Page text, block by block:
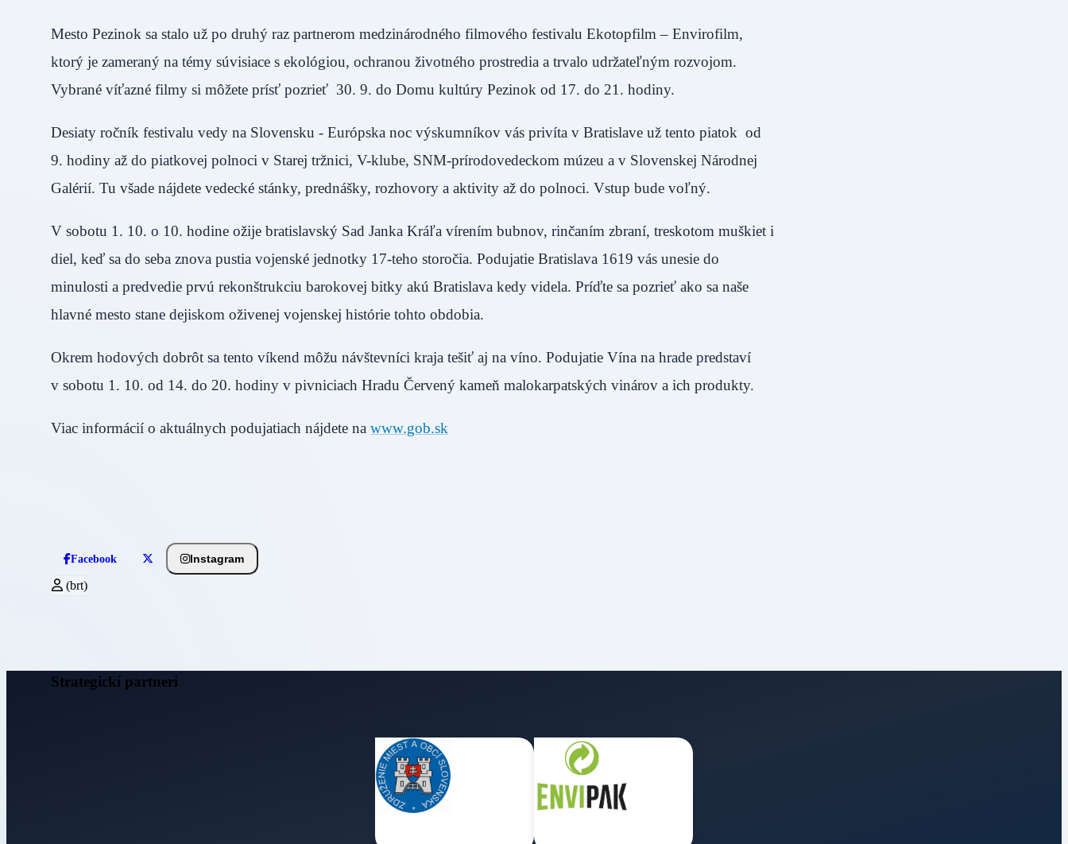
Mesto Pezinok sa stalo už po druhý raz partnerom medzinárodného filmového festivalu Ekotopfilm – Envirofilm,
ktorý je zameraný na témy súvisiace s ekológiou, ochranou životného prostredia a trvalo udržateľným rozvojom.
Vybrané víťazné filmy si môžete prísť pozrieť 30. 9. do Domu kultúry Pezinok od 17. do 21. hodiny.
Desiaty ročník festivalu vedy na Slovensku - Európska noc výskumníkov vás privíta v Bratislave už tento piatok od
9. hodiny až do piatkovej polnoci v Starej tržnici, V-klube, SNM-prírodovedeckom múzeu a v Slovenskej Národnej
Galérií. Tu všade nájdete vedecké stánky, prednášky, rozhovory a aktivity až do polnoci. Vstup bude voľný.
V sobotu 1. 10. o 10. hodine ožije bratislavský Sad Janka Kráľa vírením bubnov, rinčaním zbraní, treskotom muškiet i
diel, keď sa do seba znova pustia vojenské jednotky 17-teho storočia. Podujatie Bratislava 1619 vás unesie do
minulosti a predvedie prvú rekonštrukciu barokovej bitky akú Bratislava kedy videla. Príďte sa pozrieť ako sa naše
hlavné mesto stane dejiskom oživenej vojenskej histórie tohto obdobia.
Okrem hodových dobrôt sa tento víkend môžu návštevníci kraja tešiť aj na víno. Podujatie Vína na hrade predstaví
v sobotu 1. 10. od 14. do 20. hodiny v pivniciach Hradu Červený kameň malokarpatských vinárov a ich produkty.
Viac informácií o aktuálnych podujatiach nájdete na www.gob.sk
Facebook Instagram
(brt)
Strategickí partneri